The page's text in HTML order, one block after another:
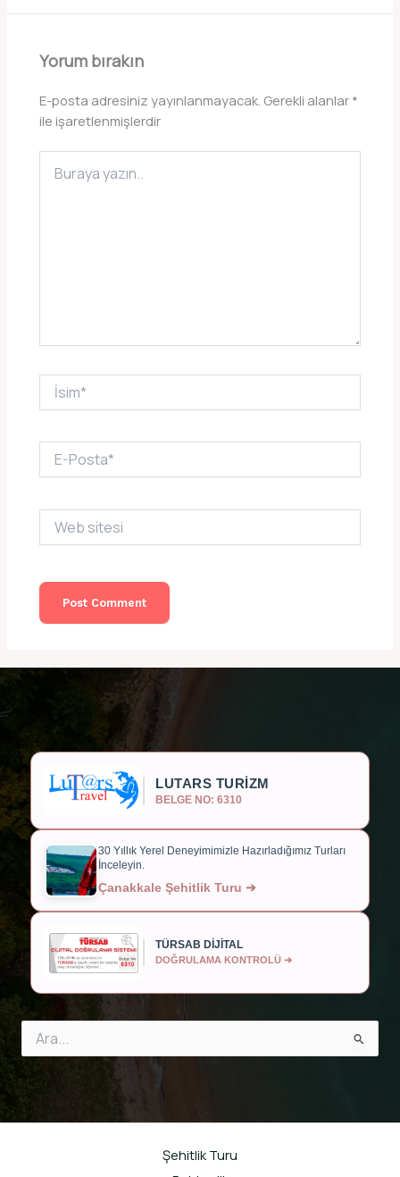
Yorum bırakın
E-posta adresiniz yayınlanmayacak. Gerekli alanlar *
ile işaretlenmişlerdir
yazın..
İsim*
Posta*
sitesi
LUTARS TURİZM
BELGE NO: 6310
30 Yıllık Yerel Deneyimimizle Hazırladığımız Turları
İnceleyin.
Çanakkale Şehitlik Turu ➔
TÜRSAB DİJİTAL
DOĞRULAMA KONTROLÜ ➔
for:
Şehitlik Turu